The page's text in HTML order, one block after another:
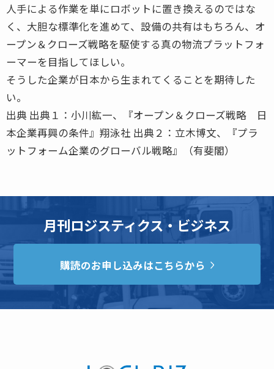
人手による作業を単にロボットに置き換えるのではな
く、大胆な標準化を進めて、設備の共有はもちろん、オ
ープン＆クローズ戦略を駆使する真の物流プラットフォ
ーマーを目指してほしい。
そうした企業が日本から生まれてくることを期待した
い。
出典 出典１：小川紘一、『オープン＆クローズ戦略 日
本企業再興の条件』翔泳社 出典２：立木博文、『プラ
ットフォーム企業のグローバル戦略』（有斐閣）
月刊ロジスティクス・ビジネス
購読のお申し込みはこちらから